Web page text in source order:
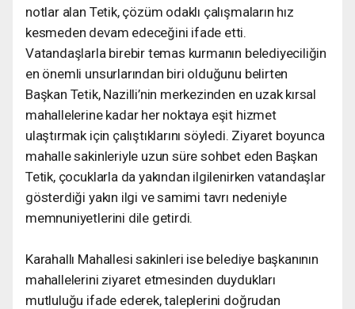
notlar alan Tetik, çözüm odaklı çalışmaların hız
kesmeden devam edeceğini ifade etti.
Vatandaşlarla birebir temas kurmanın belediyeciliğin
en önemli unsurlarından biri olduğunu belirten
Başkan Tetik, Nazilli’nin merkezinden en uzak kırsal
mahallelerine kadar her noktaya eşit hizmet
ulaştırmak için çalıştıklarını söyledi. Ziyaret boyunca
mahalle sakinleriyle uzun süre sohbet eden Başkan
Tetik, çocuklarla da yakından ilgilenirken vatandaşlar
gösterdiği yakın ilgi ve samimi tavrı nedeniyle
memnuniyetlerini dile getirdi.
Karahallı Mahallesi sakinleri ise belediye başkanının
mahallelerini ziyaret etmesinden duydukları
mutluluğu ifade ederek, taleplerini doğrudan